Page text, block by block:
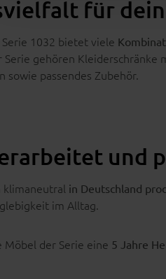
für
1032 bietet viele
Serie gehören
sowie passendes Zubehör.
und
klimaneutral in Deutschland
im Alltag.
Möbel der Serie eine 5 Jahre